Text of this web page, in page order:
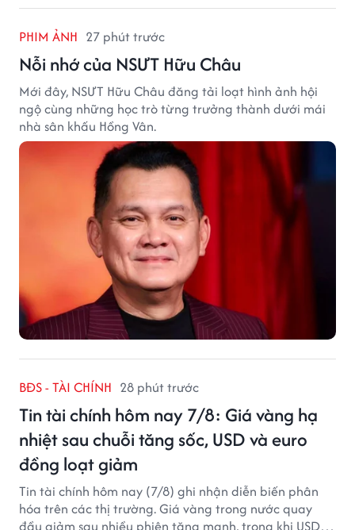
PHIM ẢNH 27 phút trước
Nỗi nhớ của NSƯT Hữu Châu
Mới đây, NSƯT Hữu Châu đăng tải loạt hình ảnh hội
ngộ cùng những học trò từng trưởng thành dưới mái
nhà sân khấu Hồng Vân.
BĐS - TÀI CHÍNH 28 phút trước
Tin tài chính hôm nay 7/8: Giá vàng hạ
nhiệt sau chuỗi tăng sốc, USD và euro
đồng loạt giảm
Tin tài chính hôm nay (7/8) ghi nhận diễn biến phân
hóa trên các thị trường. Giá vàng trong nước quay
đầu giảm sau nhiều phiên tăng mạnh, trong khi USD